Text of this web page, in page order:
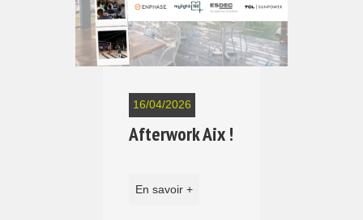
16/04/2026
Afterwork Aix !
En savoir +